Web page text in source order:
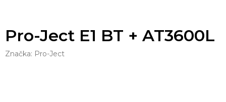
Pro-Ject E1 BT + AT3600L
Značka: Pro-Ject